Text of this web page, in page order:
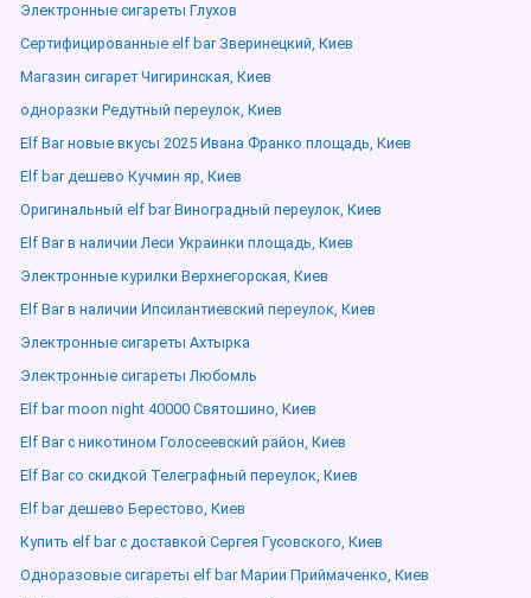
Электронные сигареты Глухов
Сертифицированные elf bar Зверинецкий, Киев
Магазин сигарет Чигиринская, Киев
одноразки Редутный переулок, Киев
Elf Bar новые вкусы 2025 Ивана Франко площадь, Киев
Elf bar дешево Кучмин яр, Киев
Оригинальный elf bar Виноградный переулок, Киев
Elf Bar в наличии Леси Украинки площадь, Киев
Электронные курилки Верхнегорская, Киев
Elf Bar в наличии Ипсилантиевский переулок, Киев
Электронные сигареты Ахтырка
Электронные сигареты Любомль
Elf bar moon night 40000 Святошино, Киев
Elf Bar с никотином Голосеевский район, Киев
Elf Bar со скидкой Телеграфный переулок, Киев
Elf bar дешево Берестово, Киев
Купить elf bar с доставкой Сергея Гусовского, Киев
Одноразовые сигареты elf bar Марии Приймаченко, Киев